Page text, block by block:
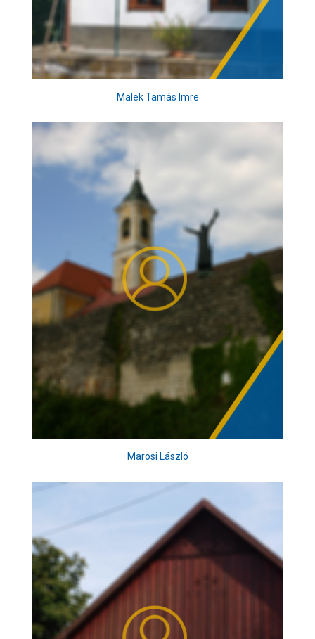
Malek Tamás Imre
Marosi László